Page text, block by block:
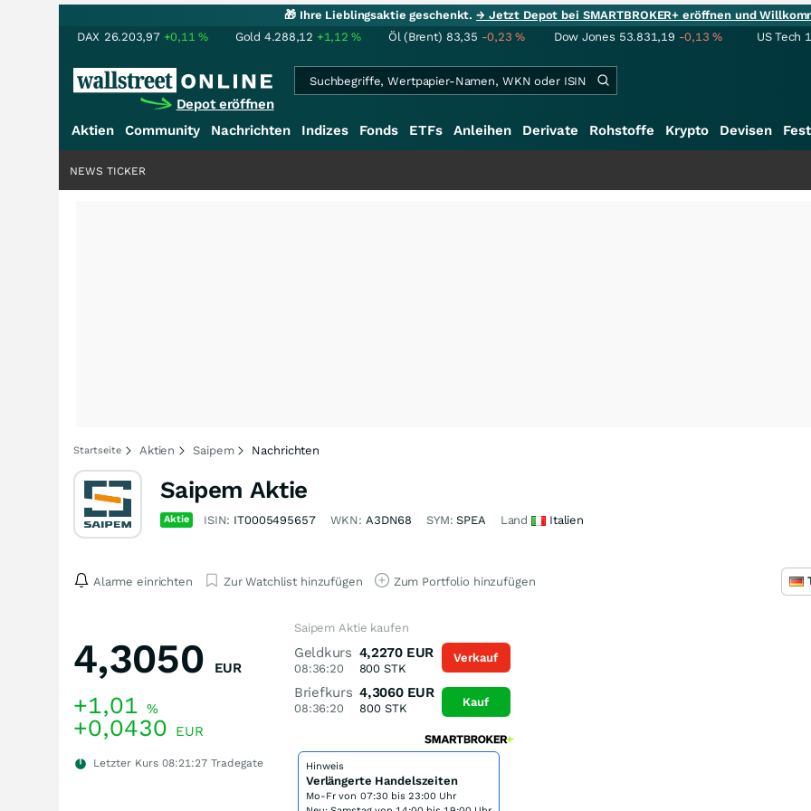
🎁 Ihre Lieblingsaktie geschenkt.→ Jetzt Depot bei SMARTBROKER+ eröffnen und
DAX 26.203,97 +0,11% Gold 4.288,12 +1,12% Öl (Brent) 83,35 -0,23% Dow Jones 53.831,19 -0,13% US Tech
Depot eröffnen
Aktien Community Nachrichten Indizes Fonds ETFs Anleihen Derivate Rohstoffe Krypto Devisen
NEWS TICKER
Startseite Aktien Saipem Nachrichten
Saipem Aktie
Aktie ISIN: IT0005495657 WKN: A3DN68 SYM:SPEA Land Italien
Alarme einrichten Zur Watchlist hinzufügen Zum Portfolio hinzufügen
4,3050 EUR
+1,01 %
+0,0430 EUR
Letzter Kurs 08:21:27 Tradegate
Saipem Aktie kaufen
Geldkurs
08:36:20
4,2270 EUR
800 STK
Briefkurs
08:36:20
4,3060 EUR
800STK
Verkauf
Kauf
Hinweis
Verlängerte Handelszeiten
Mo-Fr von 07:30 bis 23:00 Uhr